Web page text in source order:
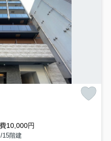
10,000円
15階建